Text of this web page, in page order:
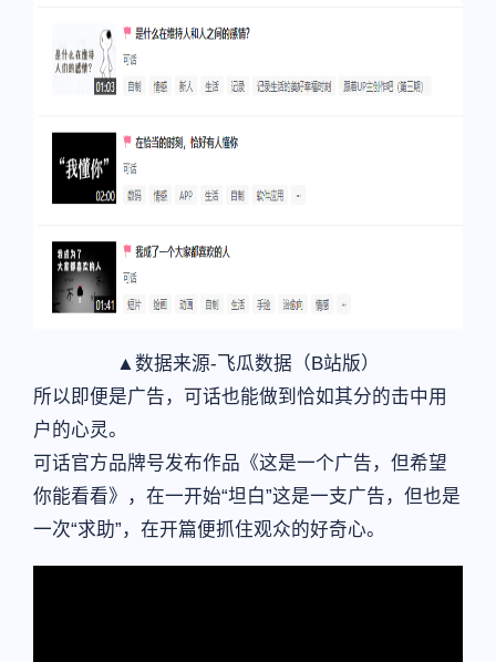
▲数据来源-飞瓜数据（B站版）
所以即便是广告，可话也能做到恰如其分的击中用
户的心灵。
可话官方品牌号发布作品《这是一个广告，但希望
你能看看》，在一开始“坦白”这是一支广告，但也是
一次“求助”，在开篇便抓住观众的好奇心。